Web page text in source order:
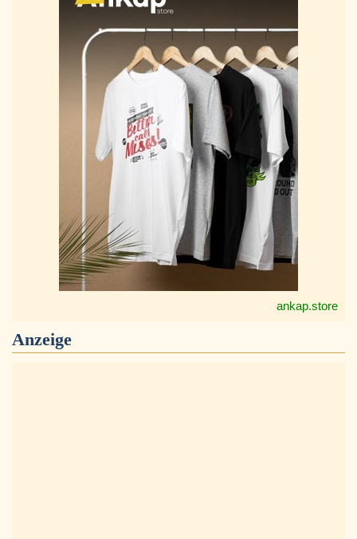
ankap.store
Anzeige